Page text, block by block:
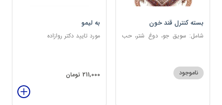
بسته کنترل قند خون
شامل: سویق جو، دوغ شتر، حب
عسلی-عنصلی
ناموجود
به لیمو
مورد تایید دکتر روازاده
211,000 تومان